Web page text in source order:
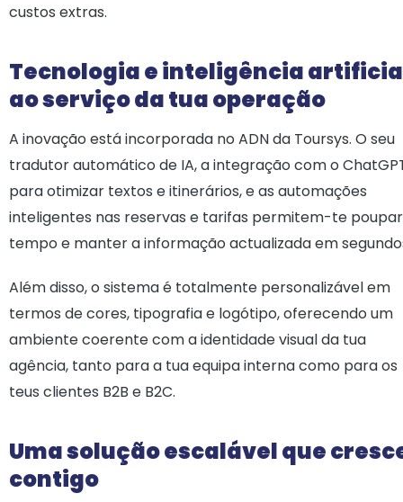
custos extras.
Tecnologia e inteligência
ao serviço da tua operação
A inovação está incorporada no ADN da Toursys. O seu
tradutor automático de IA, a integração com o
para otimizar textos e itinerários, e as automações
inteligentes nas reservas e tarifas permitem-te poupar
tempo e manter a informação actualizada em
Além disso, o sistema é totalmente personalizável em
termos de cores, tipografia e logótipo, oferecendo um
ambiente coerente com a identidade visual da tua
agência, tanto para a tua equipa interna como para os
teus clientes B2B e B2C.
Uma solução escalável que
contigo